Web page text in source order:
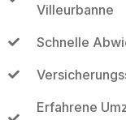
Villeurbanne
Schnelle
Erfahrene